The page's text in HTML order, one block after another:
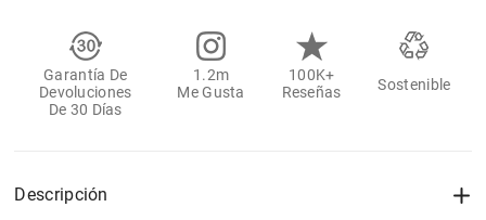
Garantía De
Devoluciones
De 30 Días
1.2m
Me Gusta
100K+
Reseñas
Sostenible
Descripción